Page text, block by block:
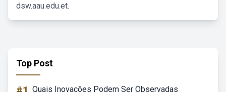
dsw.aau.edu.et.
Top Post
Quais Inovações Podem Ser Observadas